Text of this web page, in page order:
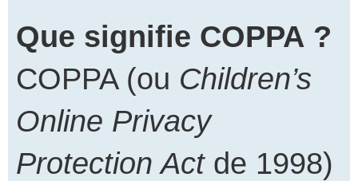
Que signifie COPPA ?
COPPA (ou Children’s
Online Privacy
Protection Actde 1998)